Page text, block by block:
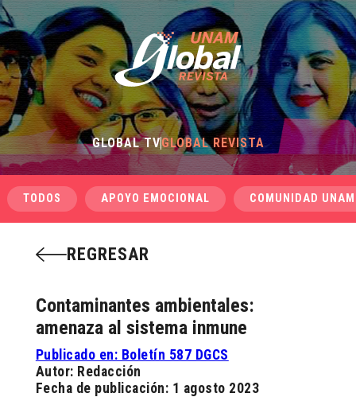
GLOBAL TVGLOBAL REVISTA
TODOS APOYO EMOCIONAL COMUNIDAD UNAM
REGRESAR
Contaminantes ambientales:
amenaza al sistema inmune
Publicado en: Boletín 587 DGCS
Autor: Redacción
Fecha de publicación: 1 agosto 2023